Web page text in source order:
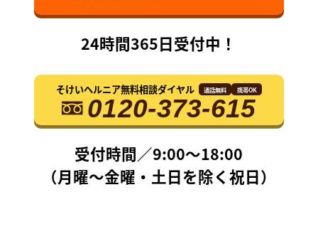
24時間365日受付中！
そけいヘルニア無料相談ダイヤル 通話無料 携帯OK
0120-373-615
受付時間／9:00〜18:00
（月曜〜金曜・土日を除く祝日）